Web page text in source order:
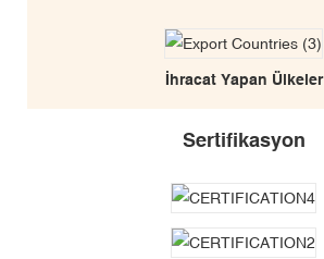
İhracat Yapan Ülkeler
Sertifikasyon